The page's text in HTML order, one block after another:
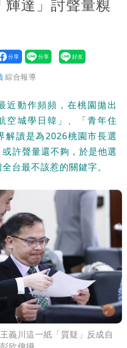
10元
私生子 周杰倫無辜捲
明怒斥
台灣暖捐熊本「1物資」
給台灣統治
？南亞科砸3466億拚先
產魔咒
火！砲轟財政部「不負責
渡邉」日料店慘遇惡房
前翻臉→存證信逼遷
壹蘋10點強打）
2老闆交保！採購、中間
置物櫃收費」 網崩潰：
禁見！士院裁定全交保
不涼？店員揭「洗標編
投資報酬率飆81％ 台積
嘲諷」嗆爆盧秀燕！8年
2輪女友現身！交往原因
徵助理 薪資99K！工作
達」討聲量糗
綜合報導
近動作頻頻，在桃園拋出
空城學日韓」、「青年住
解讀是為2026桃園市長選
許聲量還不夠，於是他選
台最不該惹的關鍵字。
義川這一紙「質疑」反成自